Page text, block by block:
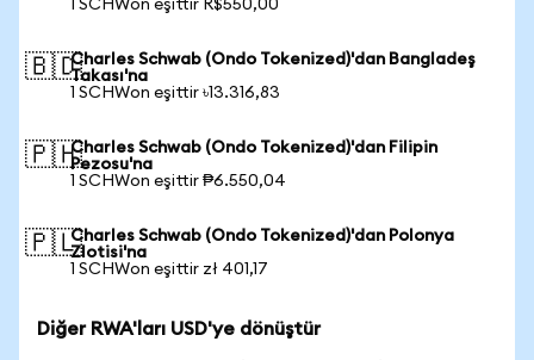
1 SCHWon eşittir R$550,00
🇧🇩Charles Schwab (Ondo Tokenized)'dan Bangladeş
Takası'na
1 SCHWon eşittir ৳13.316,83
🇵🇭Charles Schwab (Ondo Tokenized)'dan Filipin
Pezosu'na
1 SCHWon eşittir ₱6.550,04
🇵🇱Charles Schwab (Ondo Tokenized)'dan Polonya
Zlotisi'na
1 SCHWon eşittir zł 401,17
Diğer RWA'ları USD'ye dönüştür